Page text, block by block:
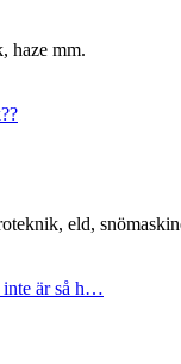
haze mm.
eld,
inte är så h…